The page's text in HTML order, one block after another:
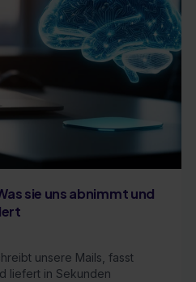
sie uns abnimmt und
unsere Mails, fasst
liefert in Sekunden